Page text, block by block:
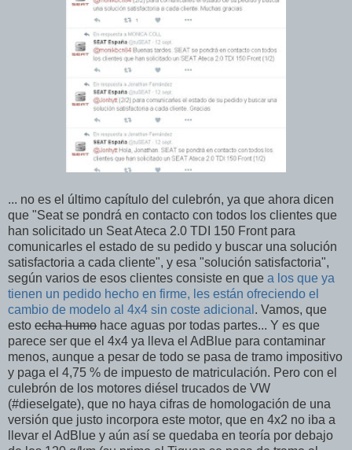
... no es el último capítulo del culebrón, ya que ahora dicen
que "Seat se pondrá en contacto con todos los clientes que
han solicitado un Seat Ateca 2.0 TDI 150 Front para
comunicarles el estado de su pedido y buscar una solución
satisfactoria a cada cliente", y esa "solución satisfactoria",
según varios de esos clientes consiste en que a los que ya
tienen un pedido hecho en firme, les están ofreciendo el
cambio de modelo al 4x4 sin coste adicional . Vamos, que
esto echa humo hace aguas por todas partes... Y es que
parece ser que el 4x4 ya lleva el AdBlue para contaminar
menos, aunque a pesar de todo se pasa de tramo impositivo
y paga el 4,75 % de impuesto de matriculación. Pero con el
culebrón de los motores diésel trucados de VW
(#dieselgate), que no haya cifras de homologación de una
versión que justo incorpora este motor, que en 4x2 no iba a
llevar el AdBlue y aún así se quedaba en teoría por debajo